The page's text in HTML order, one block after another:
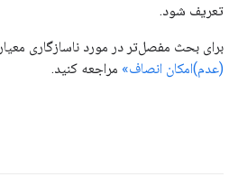
تعریف شود.
برای بحث مفصل‌تر در مورد ناسازگاری
(عدم)امکان انصاف» مراجعه کنید.